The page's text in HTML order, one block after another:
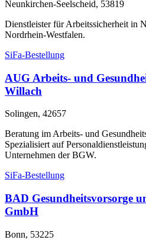
Neunkirchen-Seelscheid, 53819
Dienstleister für Arbeitssicherheit in
Nordrhein-Westfalen.
SiFa-Bestellung
AUG Arbeits- und
Willach
Solingen, 42657
Beratung im Arbeits- und
Spezialisiert auf
Unternehmen der BGW.
SiFa-Bestellung
BAD Gesundheitsvorsorge
GmbH
Bonn, 53225